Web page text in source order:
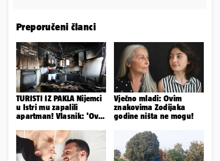
Preporučeni članci
TURISTI IZ PAKLA Nijemci
u Istri mu zapalili
apartman! Vlasnik: 'Ovo
Vječno mladi: Ovim
znakovima Zodijaka
godine ništa ne mogu!